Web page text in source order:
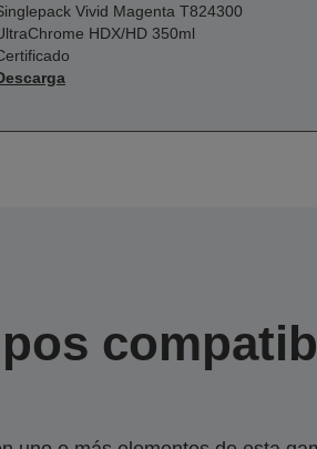
Vivid Magenta T824300
HDX/HD 350ml